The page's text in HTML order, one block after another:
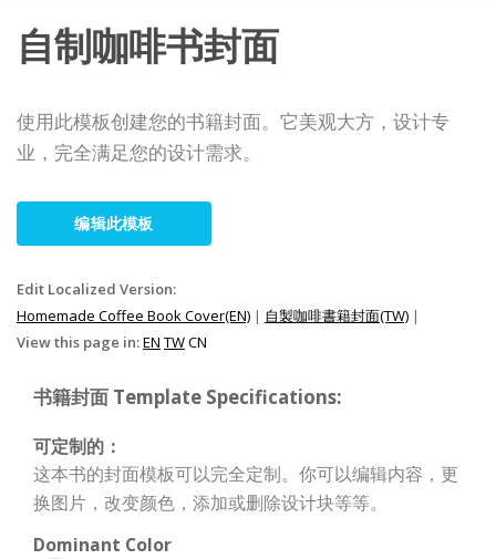
自制咖啡书封面
使用此模板创建您的书籍封面。它美观大方，设计专
业，完全满足您的设计需求。
编辑此模板
Edit Localized Version:
Homemade Coffee Book Cover(EN) | 自製咖啡書籍封面(TW) |
View this page in:EN TWCN
书籍封面 Template Specifications:
可定制的：
这本书的封面模板可以完全定制。你可以编辑内容，更
换图片，改变颜色，添加或删除设计块等等。
Dominant Color